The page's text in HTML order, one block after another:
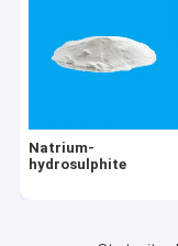
Natrium-
hydrosulphite